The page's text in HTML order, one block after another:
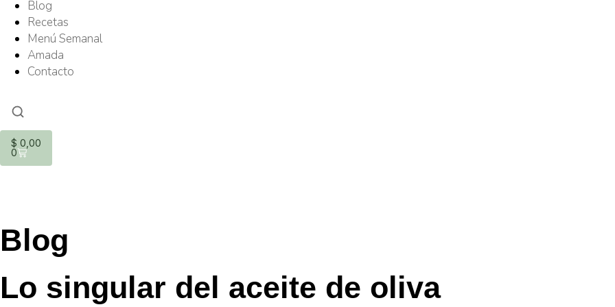
Blog
Recetas
Menú Semanal
Amada
Contacto
$ 0,00
0
Blog
Lo singular del aceite de oliva